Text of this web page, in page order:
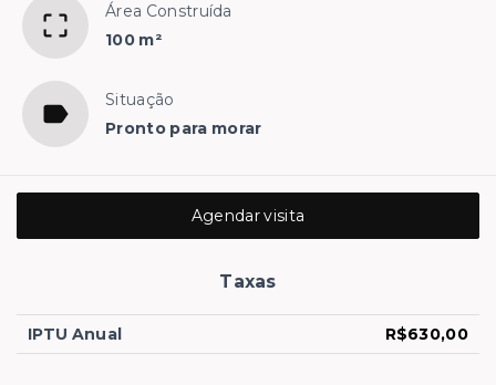
Área Construída
100 m²
Situação
Pronto para morar
Agendar visita
Taxas
IPTU Anual R$630,00